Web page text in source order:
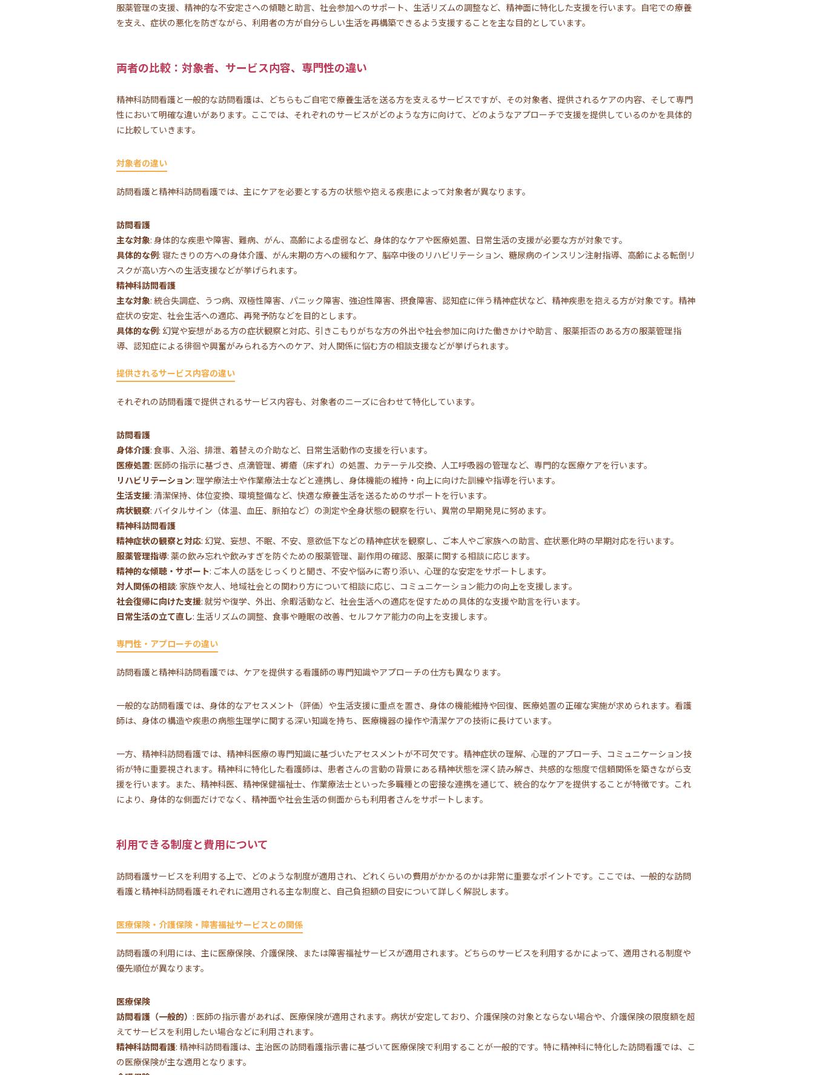
服薬管理の支援、精神的な不安定さへの傾聴と助言、社会参加へのサポート、生活リズムの調整など、精神面に特化した支援を行います。自宅での療養
を支え、症状の悪化を防ぎながら、利用者の方が自分らしい生活を再構築できるよう支援することを主な目的としています。
両者の比較：対象者、サービス内容、専門性の違い
精神科訪問看護と一般的な訪問看護は、どちらもご自宅で療養生活を送る方を支えるサービスですが、その対象者、提供されるケアの内容、そして専門
性において明確な違いがあります。ここでは、それぞれのサービスがどのような方に向けて、どのようなアプローチで支援を提供しているのかを具体的
に比較していきます。
対象者の違い
訪問看護と精神科訪問看護では、主にケアを必要とする方の状態や抱える疾患によって対象者が異なります。
訪問看護
主な対象: 身体的な疾患や障害、難病、がん、高齢による虚弱など、身体的なケアや医療処置、日常生活の支援が必要な方が対象です。
具体的な例: 寝たきりの方への身体介護、がん末期の方への緩和ケア、脳卒中後のリハビリテーション、糖尿病のインスリン注射指導、高齢による転倒リ
スクが高い方への生活支援などが挙げられます。
精神科訪問看護
主な対象: 統合失調症、うつ病、双極性障害、パニック障害、強迫性障害、摂食障害、認知症に伴う精神症状など、精神疾患を抱える方が対象です。精神
症状の安定、社会生活への適応、再発予防などを目的とします。
具体的な例: 幻覚や妄想がある方の症状観察と対応、引きこもりがちな方の外出や社会参加に向けた働きかけや助言 、服薬拒否のある方の服薬管理指
導、認知症による徘徊や興奮がみられる方へのケア、対人関係に悩む方の相談支援などが挙げられます。
提供されるサービス内容の違い
それぞれの訪問看護で提供されるサービス内容も、対象者のニーズに合わせて特化しています。
訪問看護
身体介護: 食事、入浴、排泄、着替えの介助など、日常生活動作の支援を行います。
医療処置: 医師の指示に基づき、点滴管理、褥瘡（床ずれ）の処置、カテーテル交換、人工呼吸器の管理など、専門的な医療ケアを行います。
リハビリテーション: 理学療法士や作業療法士などと連携し、身体機能の維持・向上に向けた訓練や指導を行います。
生活支援: 清潔保持、体位変換、環境整備など、快適な療養生活を送るためのサポートを行います。
病状観察: バイタルサイン（体温、血圧、脈拍など）の測定や全身状態の観察を行い、異常の早期発見に努めます。
精神科訪問看護
精神症状の観察と対応: 幻覚、妄想、不眠、不安、意欲低下などの精神症状を観察し、ご本人やご家族への助言、症状悪化時の早期対応を行います。
服薬管理指導: 薬の飲み忘れや飲みすぎを防ぐための服薬管理、副作用の確認、服薬に関する相談に応じます。
精神的な傾聴・サポート: ご本人の話をじっくりと聞き、不安や悩みに寄り添い、心理的な安定をサポートします。
対人関係の相談: 家族や友人、地域社会との関わり方について相談に応じ、コミュニケーション能力の向上を支援します。
社会復帰に向けた支援: 就労や復学、外出、余暇活動など、社会生活への適応を促すための具体的な支援や助言を行います。
日常生活の立て直し: 生活リズムの調整、食事や睡眠の改善、セルフケア能力の向上を支援します。
専門性・アプローチの違い
訪問看護と精神科訪問看護では、ケアを提供する看護師の専門知識やアプローチの仕方も異なります。
一般的な訪問看護では、身体的なアセスメント（評価）や生活支援に重点を置き、身体の機能維持や回復、医療処置の正確な実施が求められます。看護
師は、身体の構造や疾患の病態生理学に関する深い知識を持ち、医療機器の操作や清潔ケアの技術に長けています。
一方、精神科訪問看護では、精神科医療の専門知識に基づいたアセスメントが不可欠です。精神症状の理解、心理的アプローチ、コミュニケーション技
術が特に重要視されます。精神科に特化した看護師は、患者さんの言動の背景にある精神状態を深く読み解き、共感的な態度で信頼関係を築きながら支
援を行います。また、精神科医、精神保健福祉士、作業療法士といった多職種との密接な連携を通じて、統合的なケアを提供することが特徴です。これ
により、身体的な側面だけでなく、精神面や社会生活の側面からも利用者さんをサポートします。
利用できる制度と費用について
訪問看護サービスを利用する上で、どのような制度が適用され、どれくらいの費用がかかるのかは非常に重要なポイントです。ここでは、一般的な訪問
看護と精神科訪問看護それぞれに適用される主な制度と、自己負担額の目安について詳しく解説します。
医療保険・介護保険・障害福祉サービスとの関係
訪問看護の利用には、主に医療保険、介護保険、または障害福祉サービスが適用されます。どちらのサービスを利用するかによって、適用される制度や
優先順位が異なります。
医療保険
訪問看護（一般的） : 医師の指示書があれば、医療保険が適用されます。病状が安定しており、介護保険の対象とならない場合や、介護保険の限度額を超
えてサービスを利用したい場合などに利用されます。
精神科訪問看護: 精神科訪問看護は、主治医の訪問看護指示書に基づいて医療保険で利用することが一般的です。特に精神科に特化した訪問看護では、こ
の医療保険が主な適用となります。